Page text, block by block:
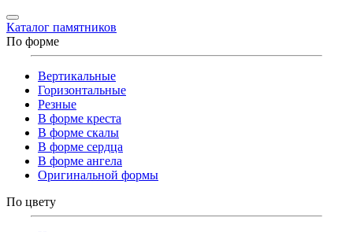
Каталог памятников
По форме
Вертикальные
Горизонтальные
Резные
В форме креста
В форме скалы
В форме сердца
В форме ангела
Оригинальной формы
По цвету